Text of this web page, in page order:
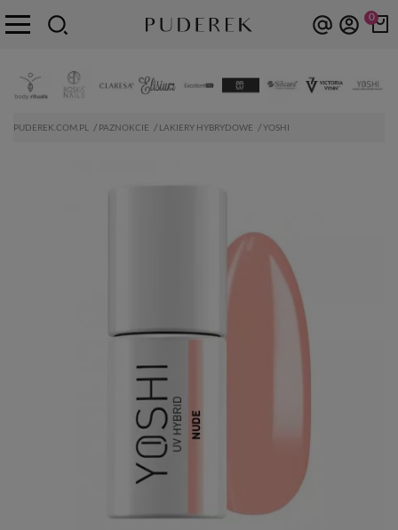
0
PUDEREK.COM.PL PAZNOKCIE LAKIERY HYBRYDOWE YOSHI